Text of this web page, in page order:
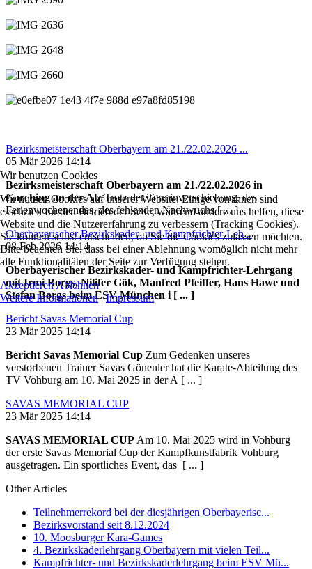
Bezirksmeisterschaft Oberbayern am 21./22.02.2026 ...
05 Mär 2026 14:14
Bezirksmeisterschaft Oberbayern am 21./22.02.2026 in
Garching an der AlzTrotz der Terminverschiebung, des
Ferienwochenendes, des fehlenden Nachwuchs [ ... ]
Oberbayerischer Bezirkskader- und Kampfrichter-Leh...
08 Feb 2026 14:14
Oberbayerischer Bezirkskader- und Kampfrichter-Lehrgang
mit Irmi Borgs, Nilifer Gök, Manfred Pfeiffer, Hans Hawe und
Stefan Borgs beim ESV München i [ ... ]
Bericht Savas Memorial Cup
23 Mär 2025 14:14
Bericht Savas Memorial Cup Zum Gedenken unseres
verstorbenen Trainer Savas Gönenler hat die Karate-Abteilung des
TV Vohburg am 10. Mai 2025 in der A [ ... ]
SAVAS MEMORIAL CUP
23 Mär 2025 14:14
SAVAS MEMORIAL CUP Am 10. Mai 2025 wird in Vohburg
der erste Savas Memorial Cup der Kampfkunstfabrik Vohburg
ausgetragen. Ein sportliches Event, das [ ... ]
Other Articles
Teilnehmerrekord bei der diesjährigen Oberbayerisc...
Bezirksvorstand seit 8.12.2024
10. Moosburger Kara-Games
4. Bezirkskaderlehrgang Oberbayern mit vielen Teil...
Kampfrichter- und Bezirkskaderlehrgang beim ESV Mü...
Wir benutzen Cookies
Wir nutzen Cookies auf unserer Website. Einige von ihnen sind
essenziell für den Betrieb der Seite, während andere uns helfen, diese
Website und die Nutzererfahrung zu verbessern (Tracking Cookies).
Sie können selbst entscheiden, ob Sie die Cookies zulassen möchten.
Bitte beachten Sie, dass bei einer Ablehnung womöglich nicht mehr
alle Funktionalitäten der Seite zur Verfügung stehen.
AkzeptierenAblehnen
Weitere Informationen|Impressum